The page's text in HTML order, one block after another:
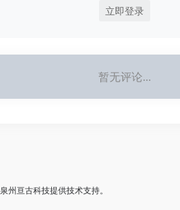
立即登录
暂无评论...
泉州亘古科技提供技术支持。